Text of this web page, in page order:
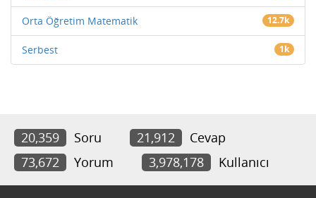
Orta Öğretim Matematik 12.7k
Serbest 1k
20,359 Soru 21,912
Cevap
73,672
Yorum 3,978,178 Kullanıcı